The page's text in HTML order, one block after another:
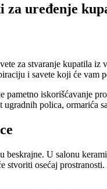
uređenje
za stvaranje kupatila
i savete koji će vam
pametno iskorišćavanje
polica, ormarića
beskrajne. U salonu
osećaj